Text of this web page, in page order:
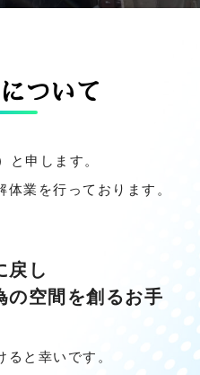
ついて
と申します。
業を行っております。
戻し
空間を創るお手
と幸いです。